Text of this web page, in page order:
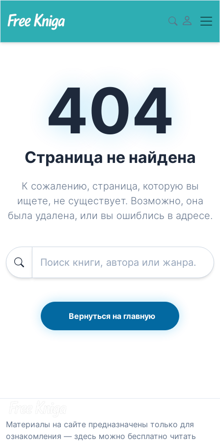
404
Страница не найдена
К сожалению, страница, которую вы
ищете, не существует. Возможно, она
была удалена, или вы ошиблись в адресе.
Вернуться на главную
Материалы на сайте предназначены только для
ознакомления — здесь можно бесплатно читать